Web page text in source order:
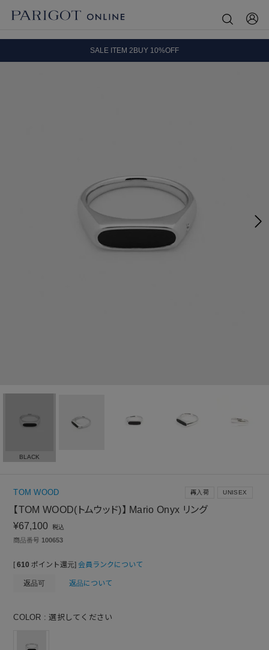
8.5 wedに会員プログラムが生まれ変わります！
BLACK
TOM WOOD
【TOM WOOD(トムウッド)】 Mario Onyx リング
¥67,100 税込
再入荷 UNISEX
商品番号 100653
[ 610 ポイント還元] 会員ランクについて
返品可 返品について
COLOR 選択してください